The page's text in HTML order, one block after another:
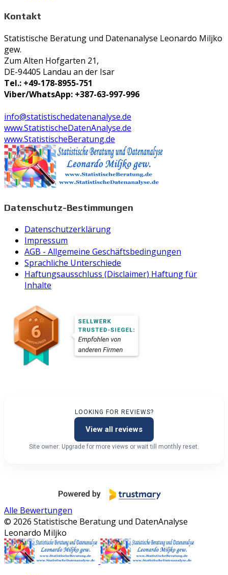
Kontakt
Statistische Beratung und Datenanalyse Leonardo Miljko
gew.
Zum Alten Hofgarten 21,
DE-94405 Landau an der Isar
Tel.: +49-178-8955-751
Viber/WhatsApp: +387-63-997-996
info@statistischedatenanalyse.de
www.StatistischeDatenAnalyse.de
www.StatistischeBeratung.de
Datenschutz-Bestimmungen
Datenschutzerklärung
Impressum
AGB - Allgemeine Geschäftsbedingungen
Sprachliche Unterschiede
Haftungsausschluss (Disclaimer) Haftung für
Inhalte
LOOKING FOR REVIEWS?
View all reviews
Site owner: Upgrade for more views or wait till monthly reset.
Alle Bewertungen
© 2026 Statistische Beratung und DatenAnalyse
Leonardo Miljko